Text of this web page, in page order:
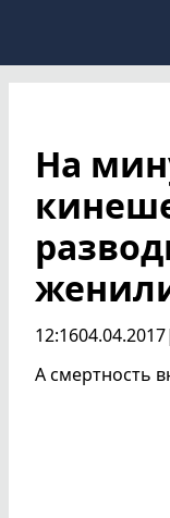
На
12:1604.04.2017|
А смертность